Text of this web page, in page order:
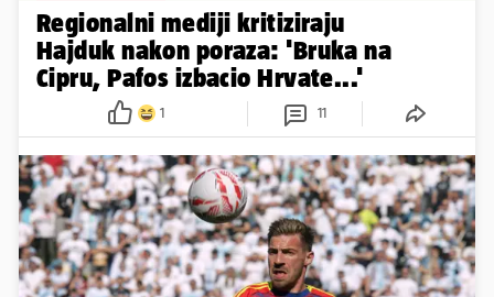
Regionalni mediji kritiziraju
Hajduk nakon poraza: 'Bruka na
Cipru, Pafos izbacio Hrvate...'
1 11